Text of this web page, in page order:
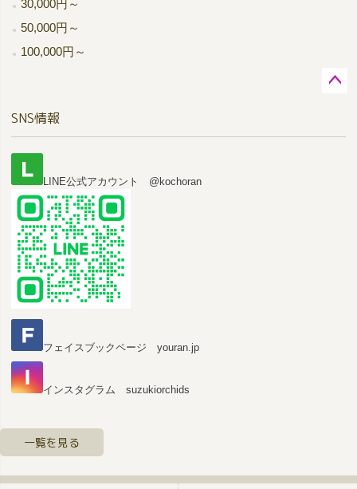
30,000円～
50,000円～
100,000円～
ップ
SNS情報
LINE公式アカウント @kochoran
フェイスブックページ youran.jp
インスタグラム suzukiorchids
一覧を見る